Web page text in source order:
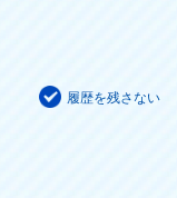
履歴を残さない